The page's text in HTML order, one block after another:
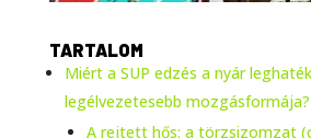
TARTALOM
Miért a SUP edzés a nyár
legélvezetesebb mozgásformája?
A rejtett hős: a törzsizomzat